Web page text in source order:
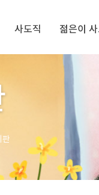
사도직 젊은이
판